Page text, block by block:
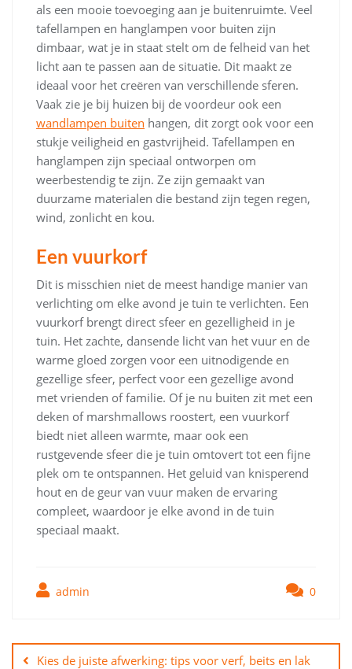
als een mooie toevoeging aan je buitenruimte. Veel
tafellampen en hanglampen voor buiten zijn
dimbaar, wat je in staat stelt om de felheid van het
licht aan te passen aan de situatie. Dit maakt ze
ideaal voor het creëren van verschillende sferen.
Vaak zie je bij huizen bij de voordeur ook een
wandlampen buiten hangen, dit zorgt ook voor een
stukje veiligheid en gastvrijheid. Tafellampen en
hanglampen zijn speciaal ontworpen om
weerbestendig te zijn. Ze zijn gemaakt van
duurzame materialen die bestand zijn tegen regen,
wind, zonlicht en kou.
Een vuurkorf
Dit is misschien niet de meest handige manier van
verlichting om elke avond je tuin te verlichten. Een
vuurkorf brengt direct sfeer en gezelligheid in je
tuin. Het zachte, dansende licht van het vuur en de
warme gloed zorgen voor een uitnodigende en
gezellige sfeer, perfect voor een gezellige avond
met vrienden of familie. Of je nu buiten zit met een
deken of marshmallows roostert, een vuurkorf
biedt niet alleen warmte, maar ook een
rustgevende sfeer die je tuin omtovert tot een fijne
plek om te ontspannen. Het geluid van knisperend
hout en de geur van vuur maken de ervaring
compleet, waardoor je elke avond in de tuin
speciaal maakt.
admin 0
navigatie
Kies de juiste afwerking: tips voor verf, beits en lak